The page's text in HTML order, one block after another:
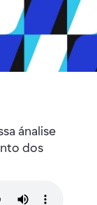
ánalise
dos